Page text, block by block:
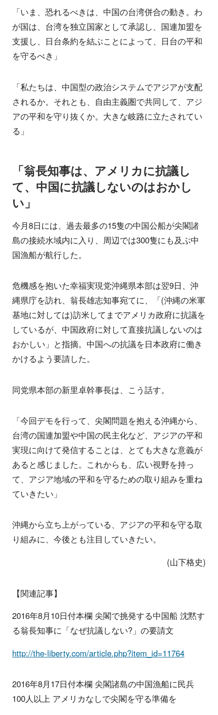
「いま、恐れるべきは、中国の台湾併合の動き。わ
が国は、台湾を独立国家として承認し、国連加盟を
支援し、日台条約を結ぶことによって、日台の平和
を守るべき」
「私たちは、中国型の政治システムでアジアが支配
されるか。それとも、自由主義圏で共同して、アジ
アの平和を守り抜くか。大きな岐路に立たされてい
る」
「翁長知事は、アメリカに抗議し
て、中国に抗議しないのはおかし
い」
今月8日には、過去最多の15隻の中国公船が尖閣諸
島の接続水域内に入り、周辺では300隻にも及ぶ中
国漁船が航行した。
危機感を抱いた幸福実現党沖縄県本部は翌9日、沖
縄県庁を訪れ、翁長雄志知事宛てに、「(沖縄の米軍
基地に対しては)訪米してまでアメリカ政府に抗議を
しているが、中国政府に対して直接抗議しないのは
おかしい」と指摘。中国への抗議を日本政府に働き
かけるよう要請した。
同党県本部の新里卓幹事長は、こう話す。
「今回デモを行って、尖閣問題を抱える沖縄から、
台湾の国連加盟や中国の民主化など、アジアの平和
実現に向けて発信することは、とても大きな意義が
あると感じました。これからも、広い視野を持っ
て、アジア地域の平和を守るための取り組みを重ね
ていきたい」
沖縄から立ち上がっている、アジアの平和を守る取
り組みに、今後とも注目していきたい。
(山下格史)
【関連記事】
2016年8月10日付本欄 尖閣で挑発する中国船 沈黙す
る翁長知事に「なぜ抗議しない?」の要請文
http://the-liberty.com/article.php?item_id=11764
2016年8月17日付本欄 尖閣諸島の中国漁船に民兵
100人以上 アメリカなしで尖閣を守る準備を